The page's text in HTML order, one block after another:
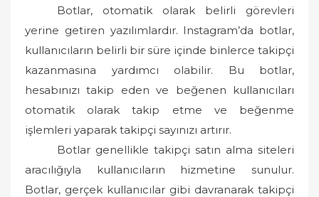
Botlar, otomatik olarak belirli görevleri
yerine getiren yazılımlardır. Instagram’da botlar,
kullanıcıların belirli bir süre içinde binlerce takipçi
kazanmasına yardımcı olabilir. Bu botlar,
hesabınızı takip eden ve beğenen kullanıcıları
otomatik olarak takip etme ve beğenme
işlemleri yaparak takipçi sayınızı artırır.
Botlar genellikle takipçi satın alma siteleri
aracılığıyla kullanıcıların hizmetine sunulur.
Botlar, gerçek kullanıcılar gibi davranarak takipçi